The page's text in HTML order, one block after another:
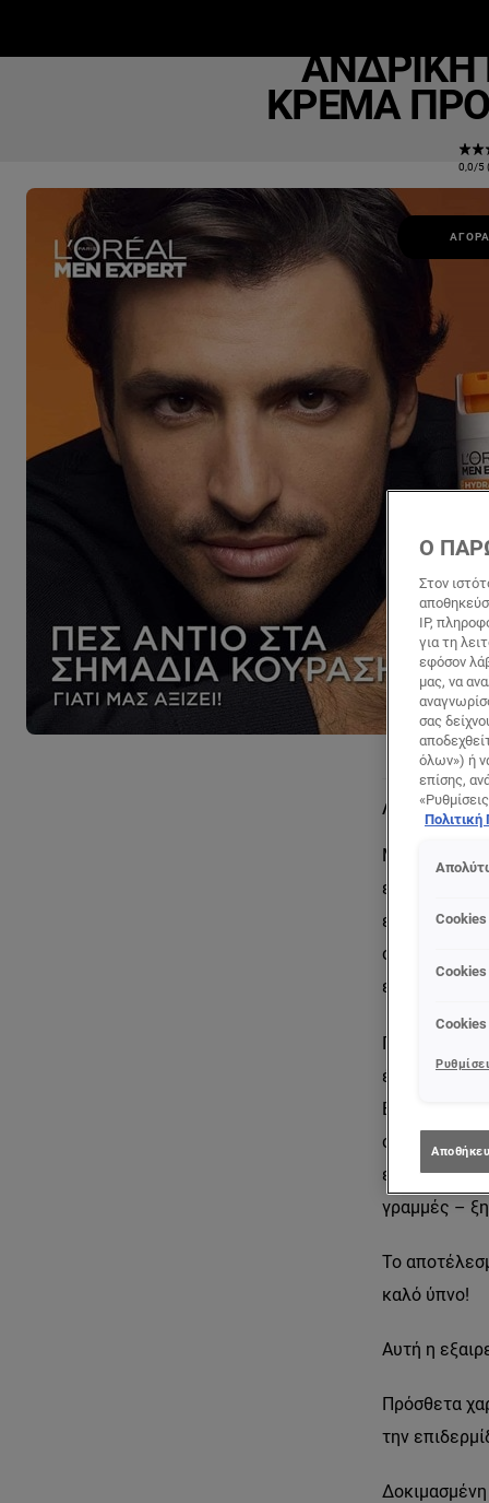
ΑΝΔΡΙΚΉ
ΚΡΈΜΑ
0,0/5
ΑΓΟΡΆ
Λεπτομέρειες
Mε την
επιδερμίδα
σημάδια
Γιατί να
έχουν
Energetic
συστατικά
επιδερμίδα
γραμμές –
Το
καλό ύπνο!
Αυτή η
Πρόσθετα
την
Ο
Στον
IP,
για τη
εφόσον
μας, να
σας
όλων») ή
επίσης,